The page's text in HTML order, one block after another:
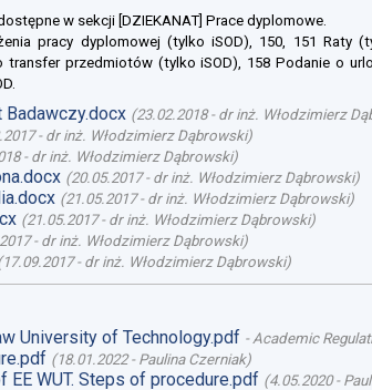
w sekcji [DZIEKANAT] Prace dyplomowe.
pracy dyplomowej (tylko iSOD), 150, 151 Raty
przedmiotów (tylko iSOD), 158 Podanie o
Badawczy.docx (23.02.2018- dr inż. Włodzimierz
- dr inż. Włodzimierz Dąbrowski)
- dr inż. Włodzimierz Dąbrowski)
(20.05.2017- dr inż. Włodzimierz Dąbrowski)
(21.05.2017- dr inż. Włodzimierz Dąbrowski)
(21.05.2017- dr inż. Włodzimierz Dąbrowski)
- dr inż. Włodzimierz Dąbrowski)
17.09.2017- dr inż. Włodzimierz Dąbrowski)
University of Technology.pdf -Academic
(18.01.2022- Paulina Czerniak)
EE WUT. Steps of procedure.pdf (4.05.2020-